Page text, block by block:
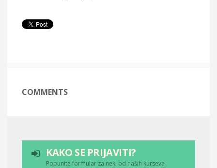
COMMENTS
KAKO SE PRIJAVITI?
Popunite formular za neki od naših kurseva